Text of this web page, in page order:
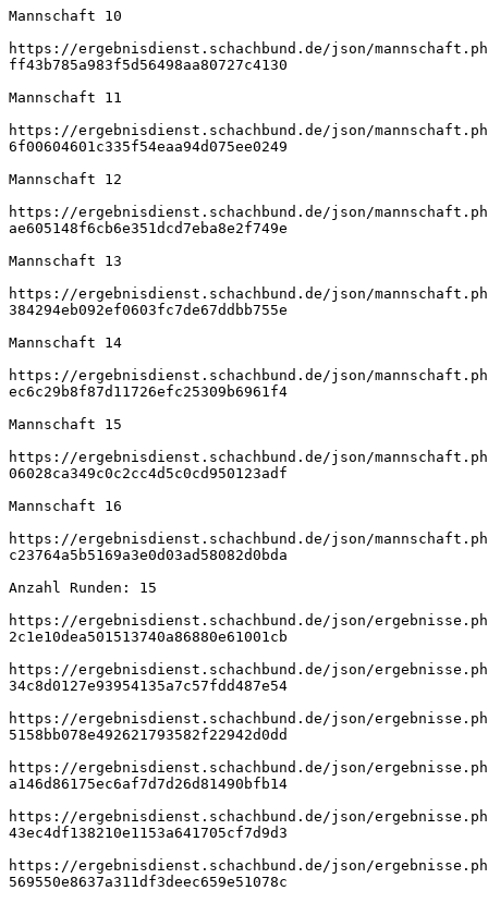
Mannschaft 10
https://ergebnisdienst.schachbund.de/json/
ff43b785a983f5d56498aa80727c4130
Mannschaft 11
https://ergebnisdienst.schachbund.de/json/
6f00604601c335f54eaa94d075ee0249
Mannschaft 12
https://ergebnisdienst.schachbund.de/json/
ae605148f6cb6e351dcd7eba8e2f749e
Mannschaft 13
https://ergebnisdienst.schachbund.de/json/
384294eb092ef0603fc7de67ddbb755e
Mannschaft 14
https://ergebnisdienst.schachbund.de/json/
ec6c29b8f87d11726efc25309b6961f4
Mannschaft 15
https://ergebnisdienst.schachbund.de/json/
06028ca349c0c2cc4d5c0cd950123adf
Mannschaft 16
https://ergebnisdienst.schachbund.de/json/
c23764a5b5169a3e0d03ad58082d0bda
Anzahl Runden: 15
https://ergebnisdienst.schachbund.de/json/
2c1e10dea501513740a86880e61001cb
https://ergebnisdienst.schachbund.de/json/
34c8d0127e93954135a7c57fdd487e54
https://ergebnisdienst.schachbund.de/json/
5158bb078e492621793582f22942d0dd
https://ergebnisdienst.schachbund.de/json/
a146d86175ec6af7d7d26d81490bfb14
https://ergebnisdienst.schachbund.de/json/
43ec4df138210e1153a641705cf7d9d3
https://ergebnisdienst.schachbund.de/json/
569550e8637a311df3deec659e51078c